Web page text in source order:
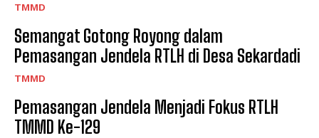
TMMD
Semangat Gotong Royong dalam
Pemasangan Jendela RTLH di Desa Sekardadi
TMMD
Pemasangan Jendela Menjadi Fokus RTLH
TMMD Ke-129